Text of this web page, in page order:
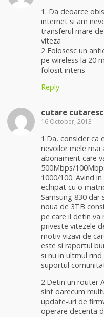
1. Da deoarce
internet si am
transferul mare
viteza
2 Folosesc un
pe wireless la 20
folosit intens
Reply
cutare
16 October, 2013
1.Da, consider
nevoilor mele mai
abonament care
500Mbps/
1000/100. Avind
echipat cu o
Samsung 830 dar
noua de 3TB
pe care il detin va
priveste vitezele
motiv vizavi de
este si raportul
si nu in ultmul
suportul
2.Detin un router
sint oarecum
update-uri de
operare decenta